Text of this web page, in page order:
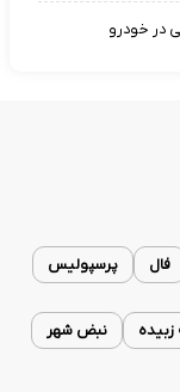
در خودرو
فال پرسپولیس
زبیده نبض شهر